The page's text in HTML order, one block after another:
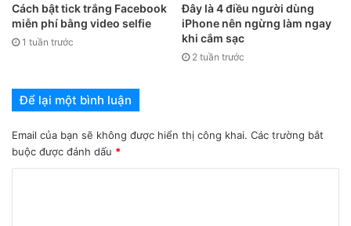
Cách bật tick trắng Facebook
miễn phí bằng video selfie
1 tuần trước
Đây là 4 điều người dùng
iPhone nên ngừng làm ngay
khi cắm sạc
2 tuần trước
Để lại một bình luận
Email của bạn sẽ không được hiển thị công khai. Các trường bắt
buộc được đánh dấu *